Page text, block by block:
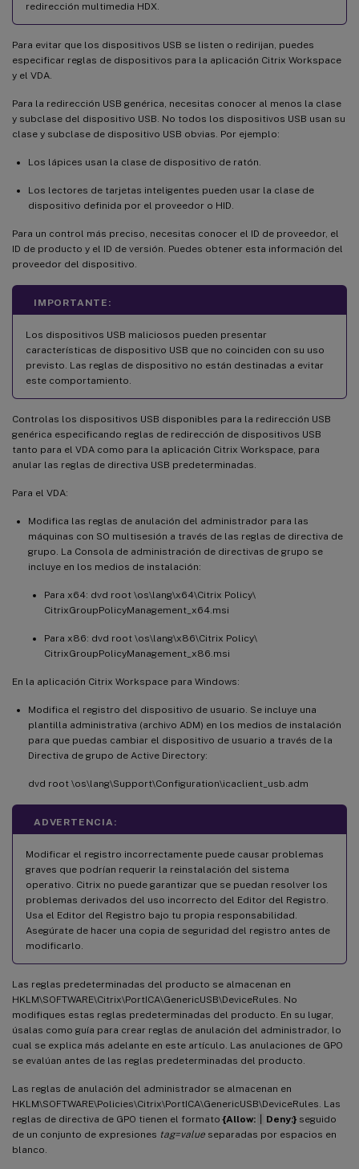
redirección multimedia HDX.
Para evitar que los dispositivos USB se listen o redirijan, puedes
especificar reglas de dispositivos para la aplicación Citrix Workspace
y el VDA.
Para la redirección USB genérica, necesitas conocer al menos la clase
y subclase del dispositivo USB. No todos los dispositivos USB usan su
clase y subclase de dispositivo USB obvias. Por ejemplo:
Los lápices usan la clase de dispositivo de ratón.
Los lectores de tarjetas inteligentes pueden usar la clase de
dispositivo definida por el proveedor o HID.
Para un control más preciso, necesitas conocer el ID de proveedor, el
ID de producto y el ID de versión. Puedes obtener esta información del
proveedor del dispositivo.
IMPORTANTE:
Los dispositivos USB maliciosos pueden presentar
características de dispositivo USB que no coinciden con su uso
previsto. Las reglas de dispositivo no están destinadas a evitar
este comportamiento.
Controlas los dispositivos USB disponibles para la redirección USB
genérica especificando reglas de redirección de dispositivos USB
tanto para el VDA como para la aplicación Citrix Workspace, para
anular las reglas de directiva USB predeterminadas.
Para el VDA:
Modifica las reglas de anulación del administrador para las
máquinas con SO multisesión a través de las reglas de directiva de
grupo. La Consola de administración de directivas de grupo se
incluye en los medios de instalación:
Para x64: dvd root \os\lang\x64\Citrix Policy\
CitrixGroupPolicyManagement_x64.msi
Para x86: dvd root \os\lang\x86\Citrix Policy\
CitrixGroupPolicyManagement_x86.msi
En la aplicación Citrix Workspace para Windows:
Modifica el registro del dispositivo de usuario. Se incluye una
plantilla administrativa (archivo ADM) en los medios de instalación
para que puedas cambiar el dispositivo de usuario a través de la
Directiva de grupo de Active Directory:
dvd root \os\lang\Support\Configuration\icaclient_usb.adm
ADVERTENCIA:
Modificar el registro incorrectamente puede causar problemas
graves que podrían requerir la reinstalación del sistema
operativo. Citrix no puede garantizar que se puedan resolver los
problemas derivados del uso incorrecto del Editor del Registro.
Usa el Editor del Registro bajo tu propia responsabilidad.
Asegúrate de hacer una copia de seguridad del registro antes de
modificarlo.
Las reglas predeterminadas del producto se almacenan en
HKLM\SOFTWARE\Citrix\PortICA\GenericUSB\DeviceRules. No
modifiques estas reglas predeterminadas del producto. En su lugar,
úsalas como guía para crear reglas de anulación del administrador, lo
cual se explica más adelante en este artículo. Las anulaciones de GPO
se evalúan antes de las reglas predeterminadas del producto.
Las reglas de anulación del administrador se almacenan en
HKLM\SOFTWARE\Policies\Citrix\PortICA\GenericUSB\DeviceRules. Las
reglas de directiva de GPO tienen el formato{Allow: Deny:}seguido
de un conjunto de expresiones tag=value separadas por espacios en
blanco.